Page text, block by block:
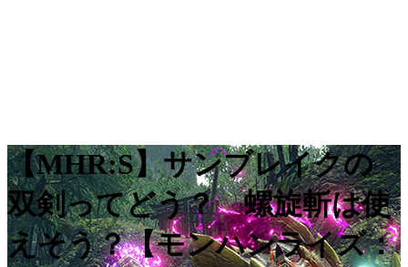
【MHR:S】サンブレイクの
双剣ってどう？ 螺旋斬は使
えそう？【モンハンライズ：